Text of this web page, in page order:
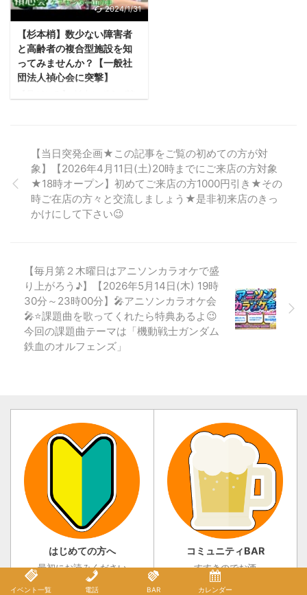
特産品や旬の食材、ご当地グ
ルメなどが集結します。 注目
ポイント 多彩な会場構成 各会
場が異なるコンセプトで構成
されており、様々な北海道グ
ルメを楽しめます。特に5丁目
の「北海道 BAKU BAKU
PARK」は2023年に好評だった
2024/1/31
【杉本梢】数少ない障害者
と高齢者の複合型施設を知
ってみませんか？【一般社
団法人禎心会に突撃】
のある大きな施設である。 一
般社団法人禎心会の施設で
は、利用者一人ひとりに合わ
せた専門的なケアを提供して
おり、高齢者と障害者が共に
過ごし、リハビリや様々なア
ティールケアなどの非薬物療
法を取り入れ、利用者や家族
の生活の質の向上を目指して
いる。これにより、身体認知
能力の向上やリラックス効果
が期待される。 一般社団法人
禎心会にと ...
【当日突発企画★この記事をご覧の初めての方が対
象】【2026年4月11日(土)20時までにご来店の方対象
★18時オープン】初めてご来店の方1000円引き★その
時ご在店の方々と交流しましょう★是非初来店のきっ
かけにして下さい😉
【毎月第２木曜日はアニソンカラオケで盛
り上がろう♪】【2026年5月14日(木) 19時
30分～23時00分】🎤アニソンカラオケ会
🎤⭐課題曲を歌ってくれたら特典あるよ😉
今回の課題曲テーマは「機動戦士ガンダム
鉄血のオルフェンズ」
はじめての方へ
最初にお読みください
コミュニティBAR
すすきのでお酒
イベント一覧 電話 BAR カレンダー